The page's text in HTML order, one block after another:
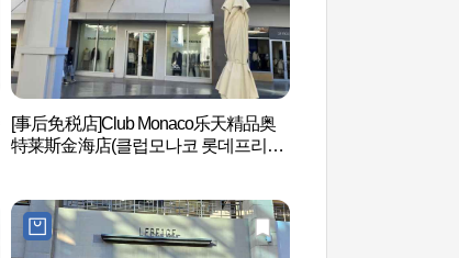
[事后免税店]Club Monaco乐天精品奥
特莱斯金海店(클럽모나코 롯데프리미